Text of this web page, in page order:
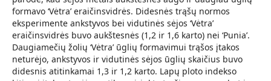
formavo ‘Vėtra’ eraičinsvidrės. Didesnės trąšų normos
eksperimente ankstyvos bei vidutinės sėjos ‘Vėtra’
eraičinsvidrės buvo aukštesnės (1,2 ir 1,6 karto) nei ‘Punia’.
Daugiamečių žolių ‘Vėtra’ ūglių formavimui trąšos įtakos
neturėjo, ankstyvos ir vidutinės sėjos ūglių skaičius buvo
didesnis atitinkamai 1,3 ir 1,2 karto. Lapų ploto indekso